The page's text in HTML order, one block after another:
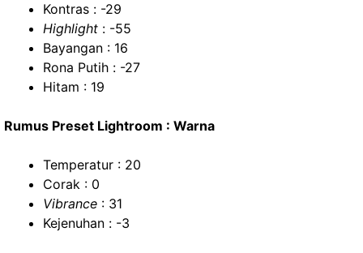
Kontras : -29
Highlight : -55
Bayangan : 16
Rona Putih : -27
Hitam : 19
Rumus Preset Lightroom : Warna
Temperatur : 20
Corak : 0
Vibrance : 31
Kejenuhan : -3